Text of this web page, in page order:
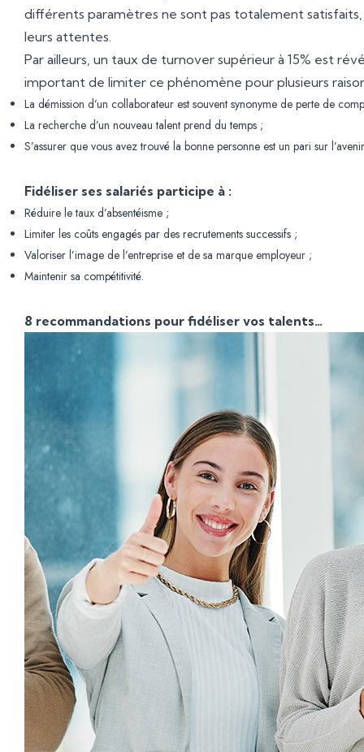
différents paramètres ne sont pas totalement
leurs attentes.
Par ailleurs, un taux de turnover supérieur à 15% est
important de limiter ce phénomène pour plusieurs
La démission d’un collaborateur est souvent synonyme de perte de
La recherche d’un nouveau talent prend du temps ;
S’assurer que vous avez trouvé la bonne personne est un pari sur
Fidéliser ses salariés participe à :
Réduire le taux d’absentéisme ;
Limiter les coûts engagés par des recrutements successifs ;
Valoriser l’image de l’entreprise et de sa marque employeur ;
Maintenir sa compétitivité.
8 recommandations pour fidéliser vos talents…